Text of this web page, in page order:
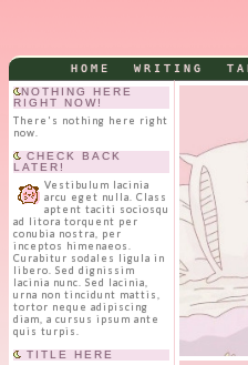
HOME WRITING
NOTHING HERE
RIGHT NOW!
There's nothing here right
now.
CHECK BACK
LATER!
Vestibulum lacinia
arcu eget nulla. Class
aptent taciti sociosqu
ad litora torquent per
conubia nostra, per
inceptos himenaeos.
Curabitur sodales ligula in
libero. Sed dignissim
lacinia nunc. Sed lacinia,
urna non tincidunt mattis,
tortor neque adipiscing
diam, a cursus ipsum ante
quis turpis.
TITLE HERE